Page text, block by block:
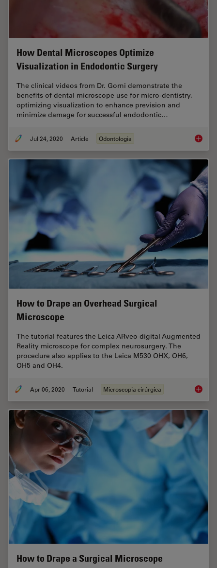
How Dental Microscopes Optimize
Visualization in Endodontic Surgery
The clinical videos from Dr. Gorni demonstrate the
benefits of dental microscope use for micro-dentistry,
optimizing visualization to enhance prevision and
minimize damage for successful endodontic…
Jul 24, 2020 Article Odontologia How
How to Drape an Overhead Surgical
Microscope
The tutorial features the Leica ARveo digital Augmented
Reality microscope for complex neurosurgery. The
procedure also applies to the Leica M530 OHX, OH6,
OH5 and OH4.
Apr 06, 2020 Tutorial Microscopia cirúrgica How to
How to Drape a Surgical Microscope